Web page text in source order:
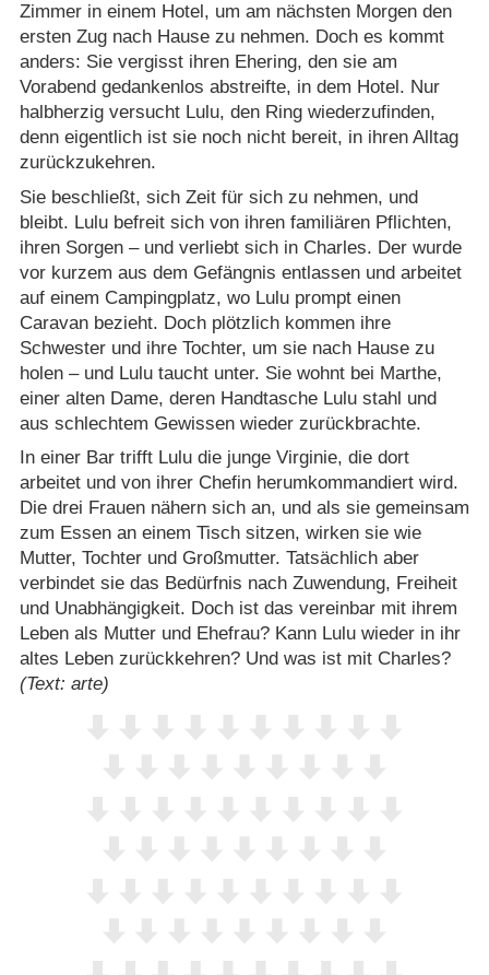
Zimmer in einem Hotel, um am nächsten Morgen den
ersten Zug nach Hause zu nehmen. Doch es kommt
anders: Sie vergisst ihren Ehering, den sie am
Vorabend gedankenlos abstreifte, in dem Hotel. Nur
halbherzig versucht Lulu, den Ring wiederzufinden,
denn eigentlich ist sie noch nicht bereit, in ihren Alltag
zurückzukehren.
Sie beschließt, sich Zeit für sich zu nehmen, und
bleibt. Lulu befreit sich von ihren familiären Pflichten,
ihren Sorgen – und verliebt sich in Charles. Der wurde
vor kurzem aus dem Gefängnis entlassen und arbeitet
auf einem Campingplatz, wo Lulu prompt einen
Caravan bezieht. Doch plötzlich kommen ihre
Schwester und ihre Tochter, um sie nach Hause zu
holen – und Lulu taucht unter. Sie wohnt bei Marthe,
einer alten Dame, deren Handtasche Lulu stahl und
aus schlechtem Gewissen wieder zurückbrachte.
In einer Bar trifft Lulu die junge Virginie, die dort
arbeitet und von ihrer Chefin herumkommandiert wird.
Die drei Frauen nähern sich an, und als sie gemeinsam
zum Essen an einem Tisch sitzen, wirken sie wie
Mutter, Tochter und Großmutter. Tatsächlich aber
verbindet sie das Bedürfnis nach Zuwendung, Freiheit
und Unabhängigkeit. Doch ist das vereinbar mit ihrem
Leben als Mutter und Ehefrau? Kann Lulu wieder in ihr
altes Leben zurückkehren? Und was ist mit Charles?
(Text: arte)